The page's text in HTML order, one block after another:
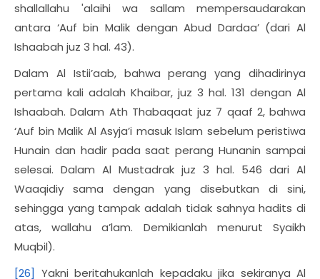
shallallahu 'alaihi wa sallam mempersaudarakan
antara ‘Auf bin Malik dengan Abud Dardaa’ (dari Al
Ishaabah juz 3 hal. 43).
Dalam Al Istii’aab, bahwa perang yang dihadirinya
pertama kali adalah Khaibar, juz 3 hal. 131 dengan Al
Ishaabah. Dalam Ath Thabaqaat juz 7 qaaf 2, bahwa
‘Auf bin Malik Al Asyja’i masuk Islam sebelum peristiwa
Hunain dan hadir pada saat perang Hunanin sampai
selesai. Dalam Al Mustadrak juz 3 hal. 546 dari Al
Waaqidiy sama dengan yang disebutkan di sini,
sehingga yang tampak adalah tidak sahnya hadits di
atas, wallahu a’lam. Demikianlah menurut Syaikh
Muqbil).
[26] Yakni beritahukanlah kepadaku jika sekiranya Al